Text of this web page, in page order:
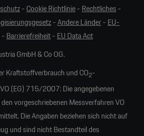
- Cookie Richtlinie- Rechtliches -
-Andere Länder- EU-
- Barrierefreiheit- EU Data Act
GmbH & Co OG.
Kraftstoffverbrauch und CO2-
(EG) 715/2007: Die angegebenen
vorgeschriebenen Messverfahren VO
Die Angaben beziehen sich nicht auf
und sind nicht Bestandteil des